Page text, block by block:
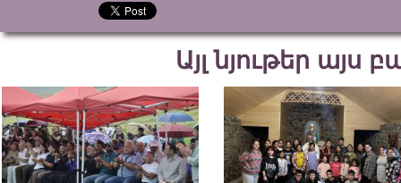
Այլ նյութեր այս